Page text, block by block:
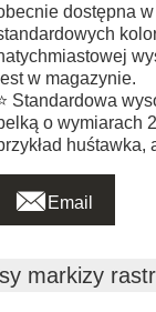
dostępna
w magazynie.
Standardowa
o wymiarach
huśtawka,
 Email
markizy